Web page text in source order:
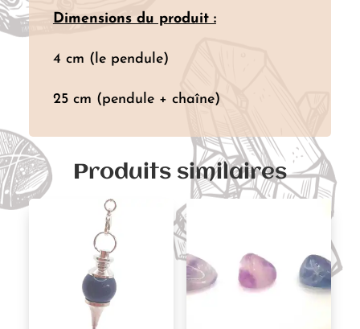
Dimensions du produit :
4 cm (le pendule)
25 cm (pendule + chaîne)
Produits similaires